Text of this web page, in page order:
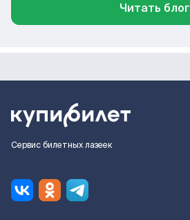
Читать блог
Сервис билетных лазеек